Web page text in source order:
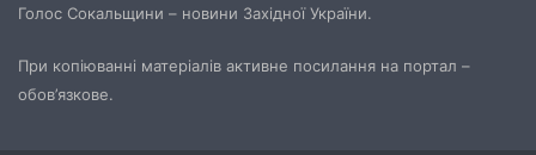
Голос Сокальщини – новини Західної України.
При копіюванні матеріалів активне посилання на портал –
обов’язкове.